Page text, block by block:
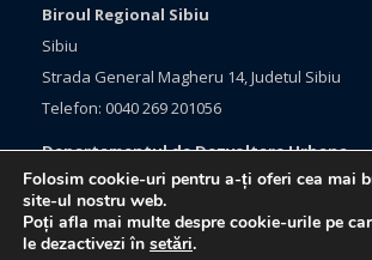
Biroul Regional Sibiu
Sibiu
Strada General Magheru 14, Judetul Sibiu
Telefon: 0040 269 201056
Departamentul de Dezvoltare Urbana
Brasov, Bulevardul Eroilor 33
Judetul Brasov
Telefon: 0040 368 415760
Folosim cookie-uri pentru a-ți oferi cea mai
site-ul nostru web.
Poți afla mai multe despre cookie-urile pe
le dezactivezi în setări.